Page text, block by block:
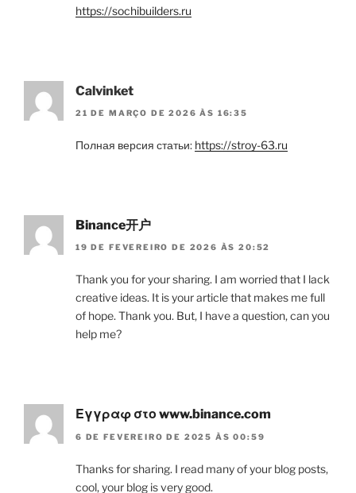
https://sochibuilders.ru
Calvinket
21 DE MARÇO DE 2026 ÀS 16:35
Полная версия статьи: https://stroy-63.ru
Binance开户
19 DE FEVEREIRO DE 2026 ÀS 20:52
Thank you for your sharing. I am worried that I lack
creative ideas. It is your article that makes me full
of hope. Thank you. But, I have a question, can you
help me?
Εγγραφ στο www.binance.com
6 DE FEVEREIRO DE 2025 ÀS 00:59
Thanks for sharing. I read many of your blog posts,
cool, your blog is very good.